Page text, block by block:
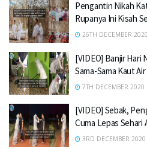
Pengantin Nikah
Rupanya Ini Kisah
26TH DECEMBER 2020
[VIDEO] Banjir Hari
Sama-Sama Kaut
7TH DECEMBER 2020
[VIDEO] Sebak,
Cuma Lepas Sehari
3RD DECEMBER 2020